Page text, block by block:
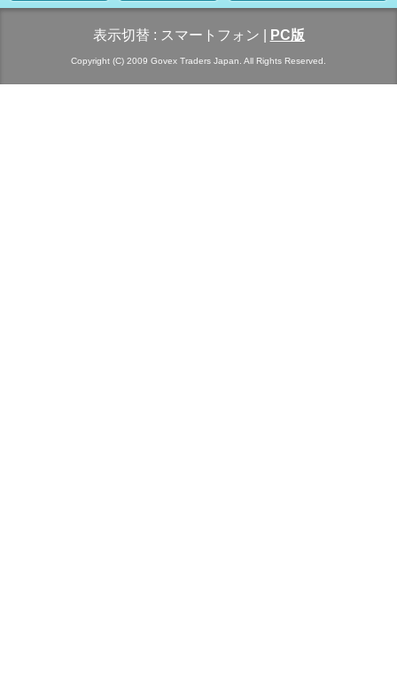
表示切替 : スマートフォン PC版
Copyright (C) 2009 Govex Traders Japan. All Rights Reserved.